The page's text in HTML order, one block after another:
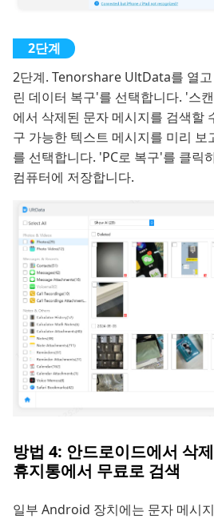
2단계. Tenorshare UltData를 열
린 데이터 복구'를 선택합니다. '스
에서 삭제된 문자 메시지를 검색할
구 가능한 텍스트 메시지를 미리 보
를 선택합니다. 'PC로 복구'를 클릭
컴퓨터에 저장합니다.
방법 4: 안드로이드에서 삭
휴지통에서 무료로 검색
일부 Android 장치에는 문자 메시